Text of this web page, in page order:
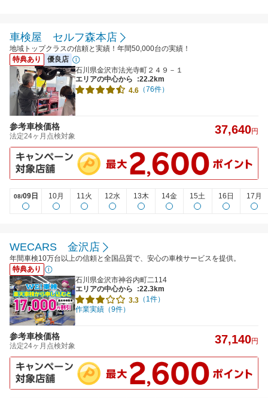
車検屋 セルフ森本店
地域トップクラスの信頼と実績！年間50,000台の実績！
特典あり
優良店
石川県金沢市法光寺町２４９－１
エリアの中心から
:22.2km
4.6 （76件）
参考車検価格
法定24ヶ月点検対象 37,640円
08/09日 10月 11火 12水 13木 14金 15土 16日 17月
WECARS 金沢店
年間車検10万台以上の信頼と全国品質で、安心の車検サービスを提供。
特典あり
石川県金沢市神谷内町二114
エリアの中心から
:22.3km
3.3 （1件）
作業実績（9件）
参考車検価格
法定24ヶ月点検対象 37,140円